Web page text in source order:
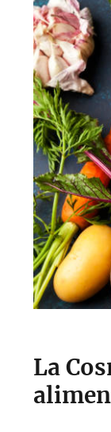
La